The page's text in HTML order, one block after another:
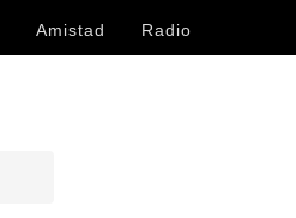
Amistad Radio